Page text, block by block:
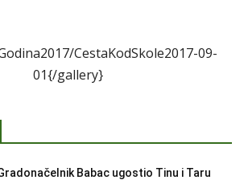
CestaKodSkole2017-09-
01{/gallery}
Babac ugostio Tinu i Taru